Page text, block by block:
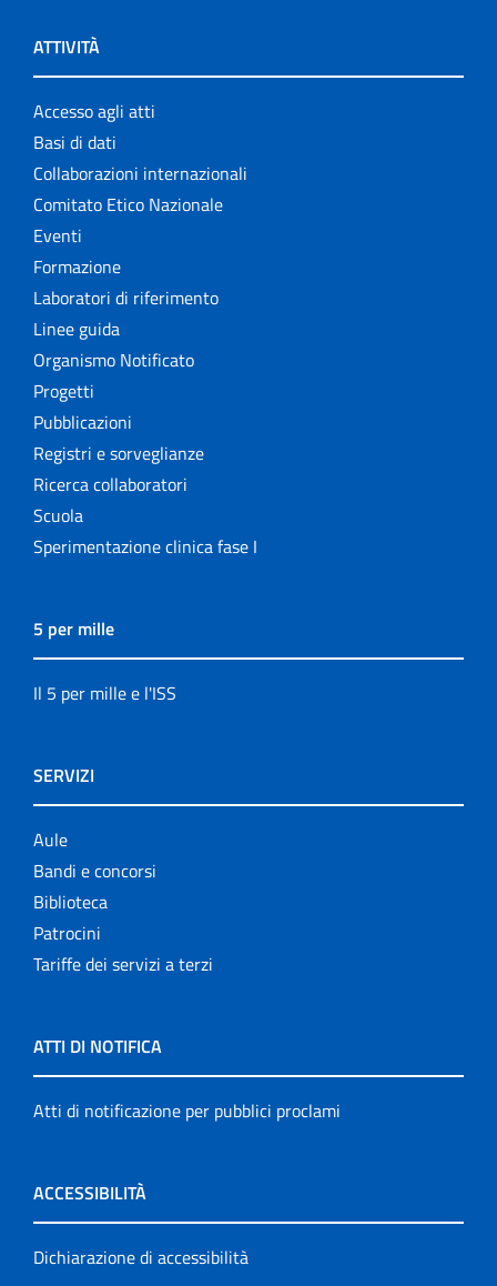
ATTIVITÀ
Accesso agli atti
Basi di dati
Collaborazioni internazionali
Comitato Etico Nazionale
Eventi
Formazione
Laboratori di riferimento
Linee guida
Organismo Notificato
Progetti
Pubblicazioni
Registri e sorveglianze
Ricerca collaboratori
Scuola
Sperimentazione clinica fase I
5 per mille
Il 5 per mille e l'ISS
SERVIZI
Aule
Bandi e concorsi
Biblioteca
Patrocini
Tariffe dei servizi a terzi
ATTI DI NOTIFICA
Atti di notificazione per pubblici proclami
ACCESSIBILITÀ
Dichiarazione di accessibilità